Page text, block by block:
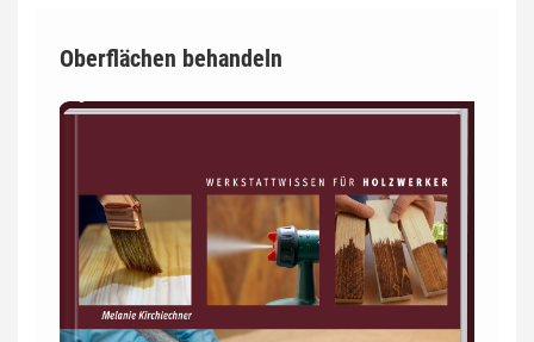
Oberflächen behandeln